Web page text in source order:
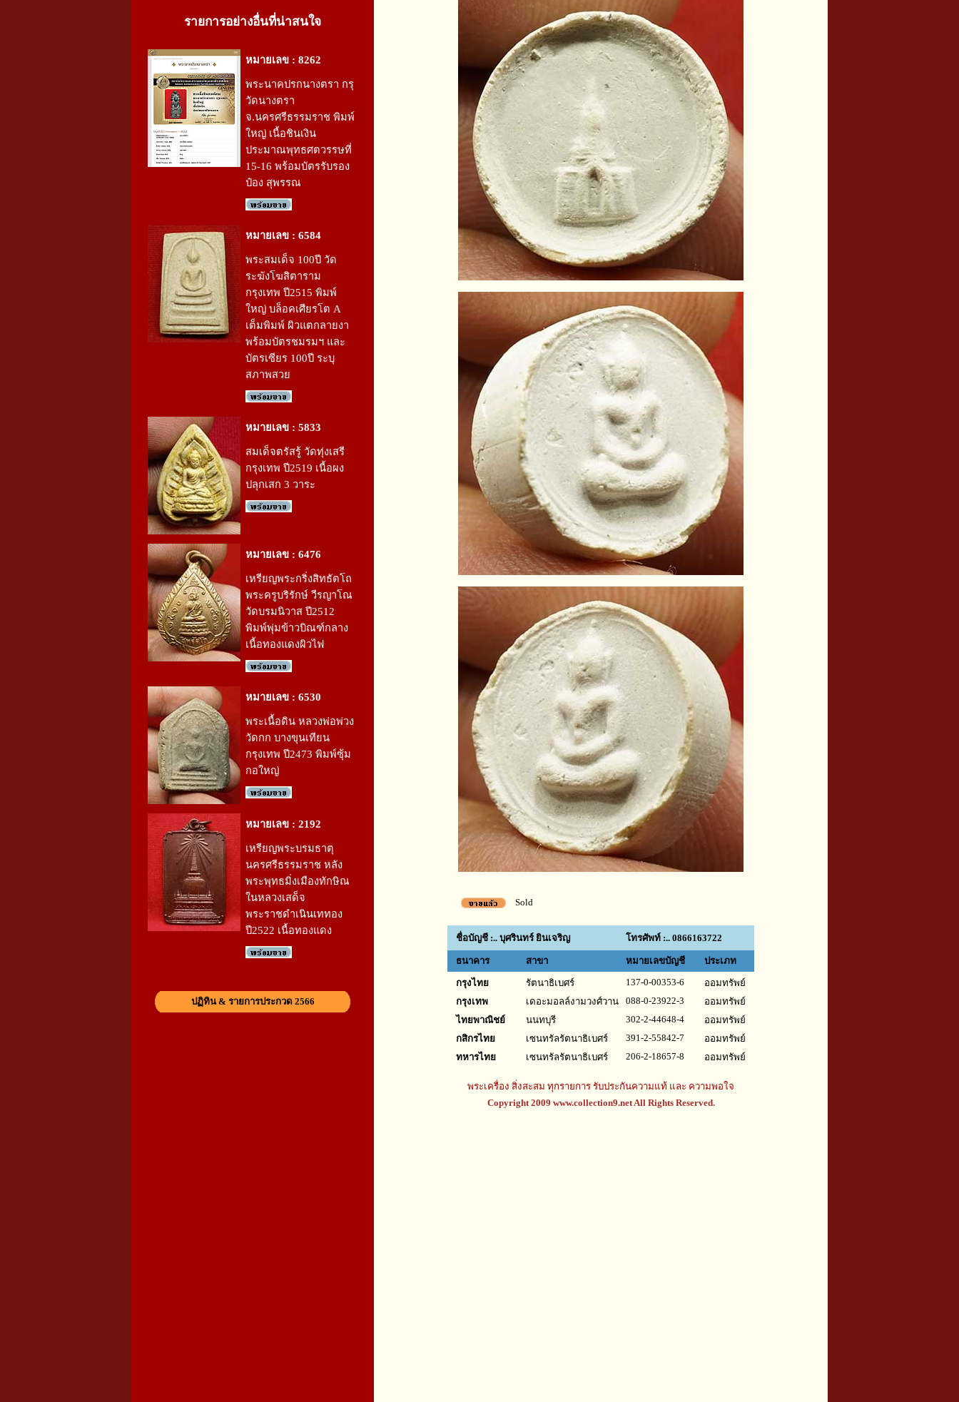
รายการอย่างอื่นที่น่าสนใจ
หมายเลข : 8262
พระนาคปรกนางตรา กรุ
วัดนางตรา
จ.นครศรีธรรมราช พิมพ์
ใหญ่ เนื้อชินเงิน
ประมาณพุทธศตวรรษที่
15-16 พร้อมบัตรรับรอง
ป๋อง สุพรรณ
หมายเลข : 6584
พระสมเด็จ 100ปี วัด
ระฆังโฆสิตาราม
กรุงเทพ ปี2515 พิมพ์
ใหญ่ บล็อคเศียรโต A
เต็มพิมพ์ ผิวแตกลายงา
พร้อมบัตรชมรมฯ และ
บัตรเซียร 100ปี ระบุ
สภาพสวย
หมายเลข : 5833
สมเด็จตรัสรู้ วัดทุ่งเสรี
กรุงเทพ ปี2519 เนื้อผง
ปลุกเสก 3 วาระ
หมายเลข : 6476
เหรียญพระกริ่งสิทธัตโถ
พระครูบริรักษ์ วีรญาโณ
วัดบรมนิวาส ปี2512
พิมพ์พุ่มข้าวบิณฑ์กลาง
เนื้อทองแดงผิวไฟ
หมายเลข : 6530
พระเนื้อดิน หลวงพ่อพ่วง
วัดกก บางขุนเทียน
กรุงเทพ ปี2473 พิมพ์ซุ้ม
กอใหญ่
หมายเลข : 2192
เหรียญพระบรมธาตุ
นครศรีธรรมราช หลัง
พระพุทธมิ่งเมืองทักษิณ
ในหลวงเสด็จ
พระราชดำเนินเททอง
ปี2522 เนื้อทองแดง
ปฏิทิน & รายการประกวด 2566
Sold
ชื่อบัญชี :.. บุศรินทร์ ยินเจริญ โทรศัพท์ :.. 0866163722
ธนาคาร สาขา หมายเลขบัญชี ประเภท
กรุงไทย รัตนาธิเบศร์ 137-0-00353-6
ออมทรัพย์
กรุงเทพ
เดอะมอลล์งามวงศ์วาน 088-0-23922-3
ออมทรัพย์
ไทยพาณิชย์
นนทบุรี 302-2-44648-4
ออมทรัพย์
กสิกรไทย
เซนทรัลรัตนาธิเบศร์ 391-2-55842-7
ออมทรัพย์
ทหารไทย
เซนทรัลรัตนาธิเบศร์ 206-2-18657-8 ออมทรัพย์
พระเครื่อง สิ่งสะสม ทุกรายการ รับประกันความแท้ และ ความพอใจ
Copyright 2009 www.collection9.net All Rights Reserved.